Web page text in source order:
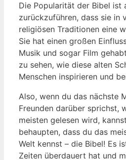
Die Popularität der ‍Bibel ist
zurückzuführen, dass ⁣sie in
religiösen Traditionen ‍eine
Sie hat⁢ einen großen
Musik ⁤und sogar Film
zu sehen, wie diese alten
Menschen ‍inspirieren und
Also, wenn du das nächste
Freunden ‍darüber sprichst,
‌meisten gelesen wird,​
behaupten, dass du das
Welt kennst – die‍ Bibel! Es
Zeiten‍ überdauert hat und